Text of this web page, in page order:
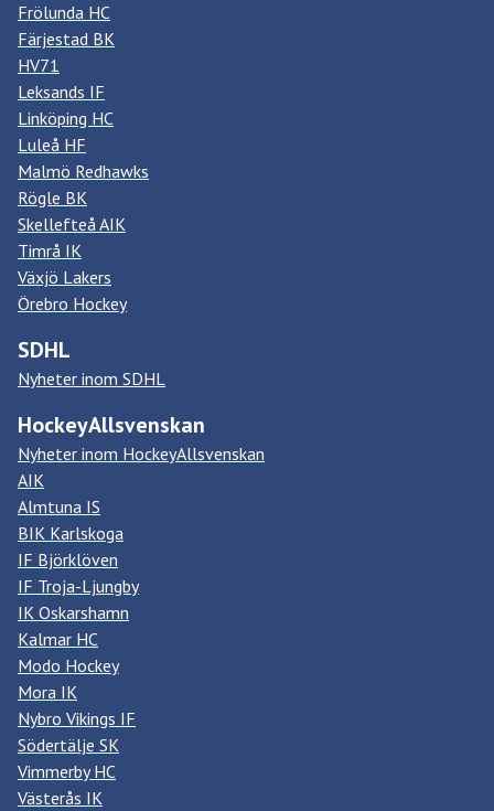
Frölunda HC
Färjestad BK
HV71
Leksands IF
Linköping HC
Luleå HF
Malmö Redhawks
Rögle BK
Skellefteå AIK
Timrå IK
Växjö Lakers
Örebro Hockey
SDHL
Nyheter inom SDHL
HockeyAllsvenskan
Nyheter inom HockeyAllsvenskan
AIK
Almtuna IS
BIK Karlskoga
IF Björklöven
IF Troja-Ljungby
IK Oskarshamn
Kalmar HC
Modo Hockey
Mora IK
Nybro Vikings IF
Södertälje SK
Vimmerby HC
Västerås IK